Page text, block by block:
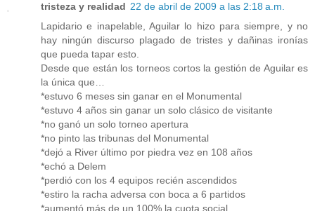
tristeza y realidad 22 de abril de 2009 a las 2:18 a.m.
Lapidario e inapelable, Aguilar lo hizo para siempre, y no
hay ningún discurso plagado de tristes y dañinas ironías
que pueda tapar esto.
Desde que están los torneos cortos la gestión de Aguilar es
la única que…
*estuvo 6 meses sin ganar en el Monumental
*estuvo 4 años sin ganar un solo clásico de visitante
*no ganó un solo torneo apertura
*no pinto las tribunas del Monumental
*dejó a River último por piedra vez en 108 años
*echó a Delem
*perdió con los 4 equipos recién ascendidos
*estiro la racha adversa con boca a 6 partidos
*aumentó más de un 100% la cuota social